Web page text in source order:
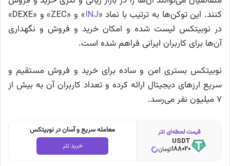
کنند. این توکن‌ها به ترتیب با نماد «INJ
» و «ZEC» و «DEXE»
در نوبیتکس لیست شده‌ و امکان خرید و فروش و نگهداری
آن‌ها برای کاربران ایرانی فراهم شده‌ است.
نوبیتکس بستری امن و ساده برای خرید و فروش مستقیم و
سریع ارزهای دیجیتال ارائه کرده و تعداد کاربران آن به بیش از
۷ میلیون نفر می‌رسد.
معامله سریع و آسان در نوبیتکس
خرید تتر
قیمت لحظه‌ای تتر
USDT
188020تومان